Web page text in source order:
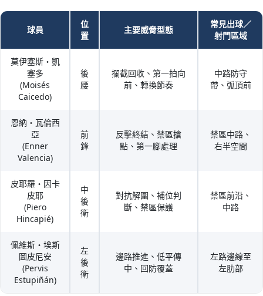
球員
位
置
主要威脅型態
常見出球／
射門區域
莫伊塞斯・凱
塞多
(Moisés
Caicedo)
後
腰
攔截回收、第一拍向
前、轉換節奏
中路防守
帶、弧頂前
恩納・瓦倫西
亞
(Enner
Valencia)
前
鋒
反擊終結、禁區搶
點、第一腳處理
禁區中路、
右半空間
皮耶羅・因卡
皮耶
(Piero
Hincapié)
中
後
衛
對抗解圍、補位判
斷、禁區保護
禁區前沿、
中路
佩維斯・埃斯
圖皮尼安
(Pervis
Estupiñán)
左
後
衛
邊路推進、低平傳
中、回防覆蓋
左路邊線至
左肋部